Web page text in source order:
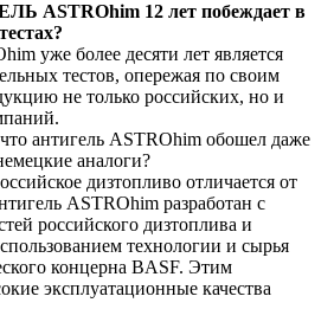
ASTROhim 12 лет побеждает в
уже более десяти лет является
тестов, опережая по своим
не только российских, но и
антигель ASTROhim обошел даже
аналоги?
дизтопливо отличается от
ASTROhim разработан с
российского дизтоплива и
технологии и сырья
концерна BASF. Этим
эксплуатационные качества